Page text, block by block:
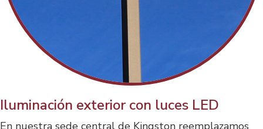
Iluminación exterior con luces LED
En nuestra sede central de Kingston reemplazamos